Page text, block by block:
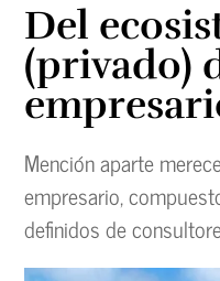
Del
(privado)
Mención aparte
empresario,
definidos de